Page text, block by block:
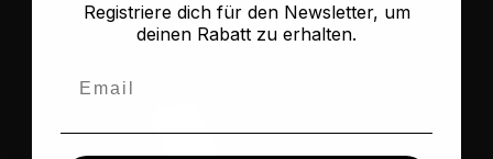
Regulärer Preis:
17,99 €
Registriere dich für den Newsletter, um
deinen Rabatt zu erhalten.